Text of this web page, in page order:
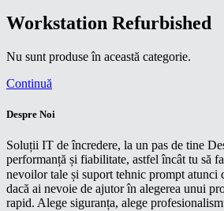
Workstation Refurbished
Nu sunt produse în această categorie.
Continuă
Despre Noi
Soluții IT de încredere, la un pas de tine
performanță și fiabilitate, astfel încât tu să
nevoilor tale și suport tehnic prompt
dacă ai nevoie de ajutor în alegerea unui
rapid. Alege siguranța, alege